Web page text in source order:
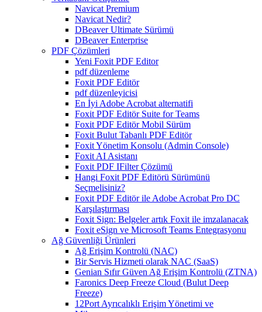
Navicat Premium
Navicat Nedir?
DBeaver Ultimate Sürümü
DBeaver Enterprise
PDF Çözümleri
Yeni Foxit PDF Editor
pdf düzenleme
Foxit PDF Editör
pdf düzenleyicisi
En İyi Adobe Acrobat alternatifi
Foxit PDF Editör Suite for Teams
Foxit PDF Editör Mobil Sürüm
Foxit Bulut Tabanlı PDF Editör
Foxit Yönetim Konsolu (Admin Console)
Foxit AI Asistanı
Foxit PDF IFilter Çözümü
Hangi Foxit PDF Editörü Sürümünü
Seçmelisiniz?
Foxit PDF Editör ile Adobe Acrobat Pro DC
Karşılaştırması
Foxit Sign: Belgeler artık Foxit ile imzalanacak
Foxit eSign ve Microsoft Teams Entegrasyonu
Ağ Güvenliği Ürünleri
Ağ Erişim Kontrolü (NAC)
Bir Servis Hizmeti olarak NAC (SaaS)
Genian Sıfır Güven Ağ Erişim Kontrolü (ZTNA)
Faronics Deep Freeze Cloud (Bulut Deep
Freeze)
12Port Ayrıcalıklı Erişim Yönetimi ve